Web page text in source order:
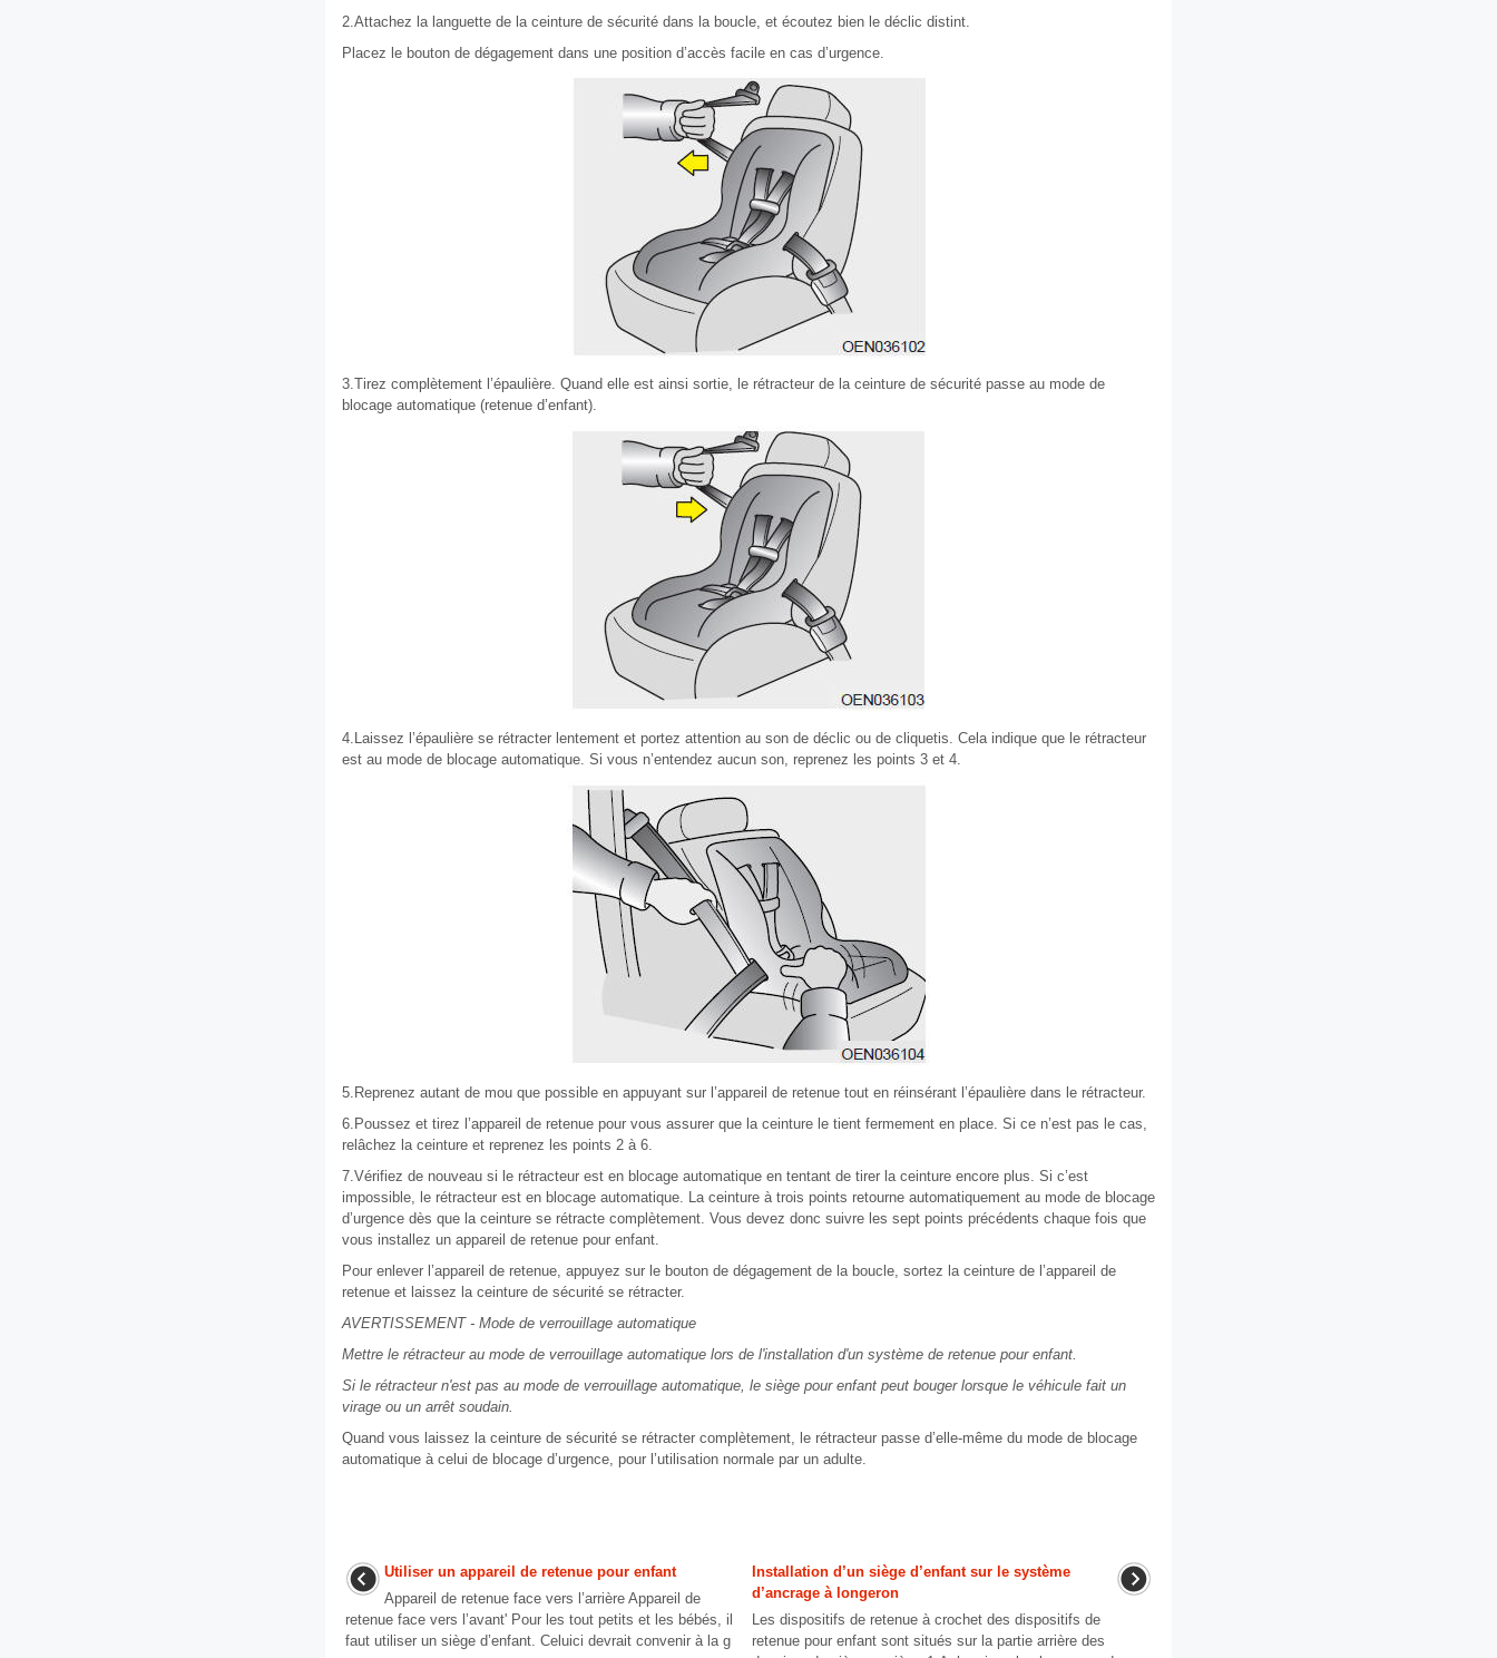
2.Attachez la languette de la ceinture de sécurité dans la boucle, et écoutez bien le déclic distint.
Placez le bouton de dégagement dans une position d’accès facile en cas d’urgence.
3.Tirez complètement l’épaulière. Quand elle est ainsi sortie, le rétracteur de la ceinture de sécurité passe au mode de
blocage automatique (retenue d’enfant).
4.Laissez l’épaulière se rétracter lentement et portez attention au son de déclic ou de cliquetis. Cela indique que le rétracteur
est au mode de blocage automatique. Si vous n’entendez aucun son, reprenez les points 3 et 4.
5.Reprenez autant de mou que possible en appuyant sur l’appareil de retenue tout en réinsérant l’épaulière dans le rétracteur.
6.Poussez et tirez l’appareil de retenue pour vous assurer que la ceinture le tient fermement en place. Si ce n’est pas le cas,
relâchez la ceinture et reprenez les points 2 à 6.
7.Vérifiez de nouveau si le rétracteur est en blocage automatique en tentant de tirer la ceinture encore plus. Si c’est
impossible, le rétracteur est en blocage automatique. La ceinture à trois points retourne automatiquement au mode de blocage
d’urgence dès que la ceinture se rétracte complètement. Vous devez donc suivre les sept points précédents chaque fois que
vous installez un appareil de retenue pour enfant.
Pour enlever l’appareil de retenue, appuyez sur le bouton de dégagement de la boucle, sortez la ceinture de l’appareil de
retenue et laissez la ceinture de sécurité se rétracter.
AVERTISSEMENT - Mode de verrouillage automatique
Mettre le rétracteur au mode de verrouillage automatique lors de l'installation d'un système de retenue pour enfant.
Si le rétracteur n'est pas au mode de verrouillage automatique, le siège pour enfant peut bouger lorsque le véhicule fait un
virage ou un arrêt soudain.
Quand vous laissez la ceinture de sécurité se rétracter complètement, le rétracteur passe d’elle-même du mode de blocage
automatique à celui de blocage d’urgence, pour l’utilisation normale par un adulte.
Utiliser un appareil de retenue pour enfant
Appareil de retenue face vers l’arrière Appareil de
retenue face vers l’avant' Pour les tout petits et les bébés, il
faut utiliser un siège d’enfant. Celuici devrait convenir à la g
Installation d’un siège d’enfant sur le système
d’ancrage à longeron
Les dispositifs de retenue à crochet des dispositifs de
retenue pour enfant sont situés sur la partie arrière des